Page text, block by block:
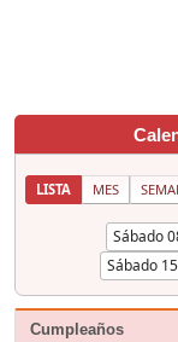
LISTA MES
Cumpleaños